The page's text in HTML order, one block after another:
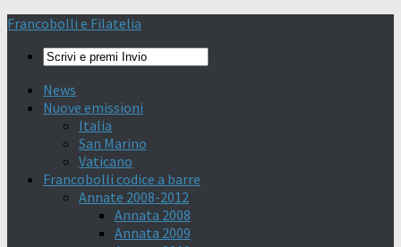
Francobolli e Filatelia
News
Nuove emissioni
Italia
San Marino
Vaticano
Francobolli codice a barre
Annate 2008-2012
Annata 2008
Annata 2009